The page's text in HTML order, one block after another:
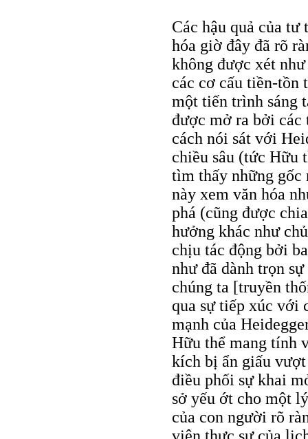
Các hậu quả của
hóa giờ đây đã rõ
không được xét
các cơ cấu tiền-tồn
một tiến trình sáng
được mở ra bởi các
cách nói sát với
chiều sâu (tức Hữu
tìm thấy những gốc
này xem văn hóa
phá (cũng được
hưởng khác như
chịu tác động bởi
như đã dành trọn
chúng ta [truyền
qua sự tiếp xúc với
mạnh của
Hữu thể mang tính
kích bị ẩn giấu vượt
điều phối sự khai
sở yếu ớt cho một
của con người rõ